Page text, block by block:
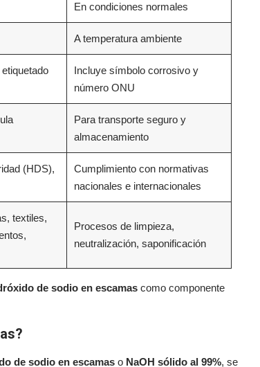
En condiciones normales
A temperatura ambiente
Incluye símbolo corrosivo y
número ONU
Para transporte seguro y
almacenamiento
(HDS),
Cumplimiento con normativas
nacionales e internacionales
textiles,
Procesos de limpieza,
neutralización, saponificación
de sodio en escamas como componente
de sodio en escamas o NaOH sólido al 99%, se